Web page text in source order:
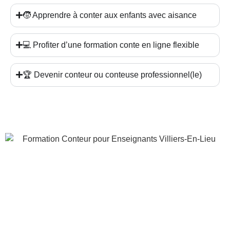
🧒 Apprendre à conter aux enfants avec aisance
💻 Profiter d’une formation conte en ligne flexible
🏆 Devenir conteur ou conteuse professionnel(le)